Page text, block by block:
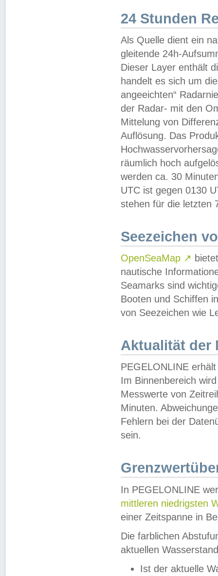
24 Stunden
Als Quelle dient ein
gleitende 24h-
Dieser Layer enthält
handelt es sich um
angeeichten“
der Radar- mit den
Mittelung von
Auflösung. Das
räumlich hoch
werden ca. 30
UTC ist gegen 0130
stehen für die letzten
Seezeichen
OpenSeaMap ↗
nautische
Seamarks sind
Booten und Schiffen
von Seezeichen wie
Aktualität der
PEGELONLINE
Im Binnenbereich
Messwerte von
Minuten.
Fehlern bei der
sein.
In PEGELONLINE
mittleren niedrigsten
einer Zeitspanne in
Die farblichen
aktuellen
Ist der aktuelle